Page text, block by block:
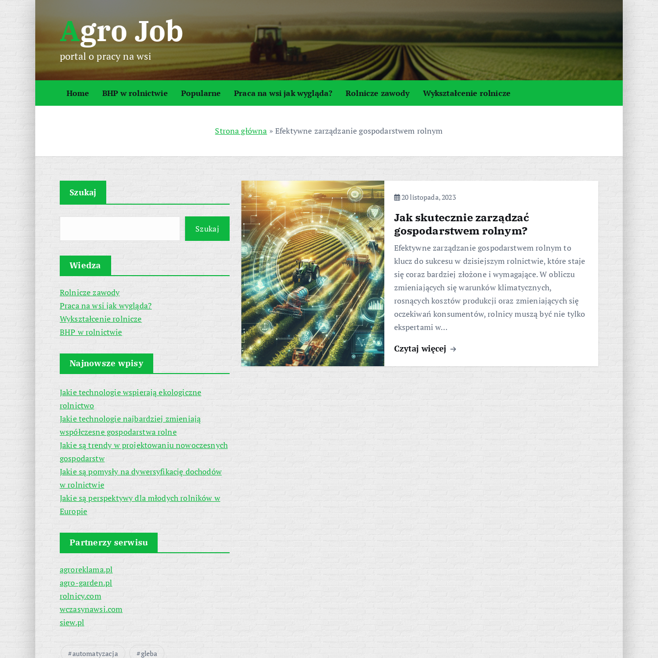
p
o
Agro Job
portal o pracy na wsi
Home BHP w rolnictwie Popularne Praca na wsi jak wygląda? Rolnicze zawody Wykształcenie rolnicze
Strona główna » Efektywne zarządzanie gospodarstwem rolnym
Szukaj
Szukaj
Wiedza
Rolnicze zawody
Praca na wsi jak wygląda?
Wykształcenie rolnicze
BHP w rolnictwie
Najnowsze wpisy
Jakie technologie wspierają ekologiczne
rolnictwo
Jakie technologie najbardziej zmieniają
współczesne gospodarstwa rolne
Jakie są trendy w projektowaniu nowoczesnych
gospodarstw
Jakie są pomysły na dywersyfikację dochodów
w rolnictwie
Jakie są perspektywy dla młodych rolników w
Europie
Partnerzy serwisu
agroreklama.pl
agro-garden.pl
rolnicy.com
wczasynawsi.com
siew.pl
automatyzacja gleba
20 listopada, 2023
Jak skutecznie zarządzać
gospodarstwem rolnym?
Efektywne zarządzanie gospodarstwem rolnym to
klucz do sukcesu w dzisiejszym rolnictwie, które staje
się coraz bardziej złożone i wymagające. W obliczu
zmieniających się warunków klimatycznych,
rosnących kosztów produkcji oraz zmieniających się
oczekiwań konsumentów, rolnicy muszą być nie tylko
ekspertami w…
Czytaj więcej